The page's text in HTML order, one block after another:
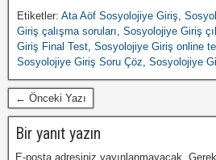
Etiketler: Ata Aöf Sosyolojiye Giriş,
Giriş çalışma soruları, Sosyolojiye Giriş
Giriş Final Test, Sosyolojiye Giriş online
Sosyolojiye Giriş Soru Çöz, Sosyolojiye
← Önceki Yazı
Bir yanıt yazın
E-posta adresiniz yayınlanmayacak.